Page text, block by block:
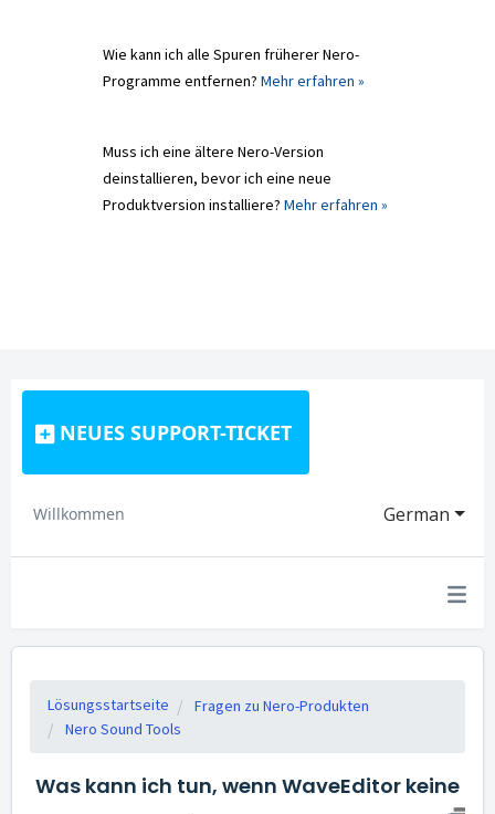
Wie kann ich alle Spuren früherer Nero-
Programme entfernen? Mehr erfahren »
Muss ich eine ältere Nero-Version
deinstallieren, bevor ich eine neue
Produktversion installiere? Mehr erfahren »
NEUES SUPPORT-TICKET
German
Willkommen
Lösungsstartseite
Fragen zu Nero-Produkten
Nero Sound Tools
Was kann ich tun, wenn WaveEditor keine